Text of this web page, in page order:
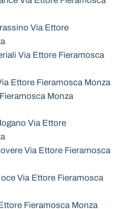
Via Ettore
Via Ettore Fieramosca
Ettore Fieramosca Monza
Monza
Via Ettore
Via Ettore Fieramosca
Via Ettore Fieramosca
Fieramosca Monza